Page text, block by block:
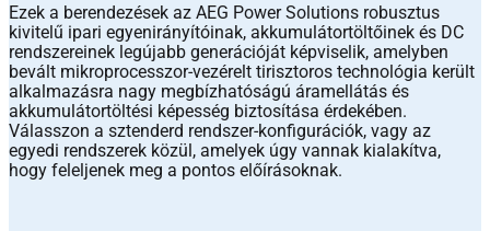
Ezek a berendezések az AEG Power Solutions robusztus
kivitelű ipari egyenirányítóinak, akkumulátortöltőinek és DC
rendszereinek legújabb generációját képviselik, amelyben
bevált mikroprocesszor-vezérelt tirisztoros technológia került
alkalmazásra nagy megbízhatóságú áramellátás és
akkumulátortöltési képesség biztosítása érdekében.
Válasszon a sztenderd rendszer-konfigurációk, vagy az
egyedi rendszerek közül, amelyek úgy vannak kialakítva,
hogy feleljenek meg a pontos előírásoknak.